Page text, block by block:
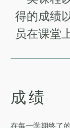
得的成绩
员在课堂
成绩
在每一学期终了